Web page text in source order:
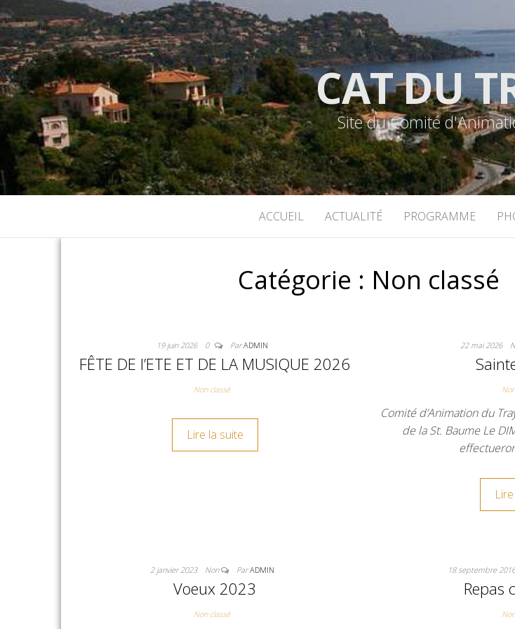
CAT DU
Site du Comité
ACCUEIL ACTUALITÉ PROGRAMME
Catégorie : Non classé
19 juin 2026 0 ParADMIN
FÊTE DE l’ETE ET DE LA MUSIQUE 2026
Non classé
Lire la suite
22 mai 2026
Comité d’Animation du
de la St. Baume Le
2 janvier 2023 Non ParADMIN
Voeux 2023
Non classé
18 septembre
Repas